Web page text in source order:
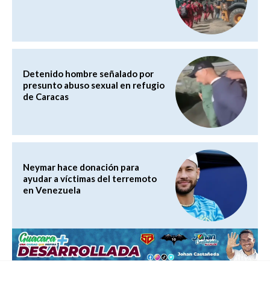
Detenido hombre señalado por
presunto abuso sexual en refugio
de Caracas
Neymar hace donación para
ayudar a víctimas del terremoto
en Venezuela